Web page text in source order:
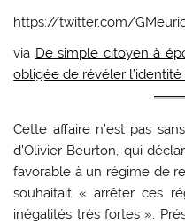
https://twitter.com/
via De simple citoyen à
obligée de révéler
Cette affaire n’est pas
d’Olivier Beurton, qui
favorable à un régime de
souhaitait « arrêter ces
inégalités très fortes ».